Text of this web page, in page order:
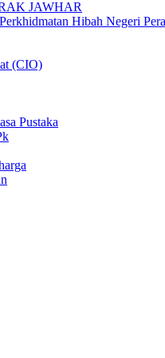
JAWHAR
Hibah Negeri
(CIO)
Pustaka